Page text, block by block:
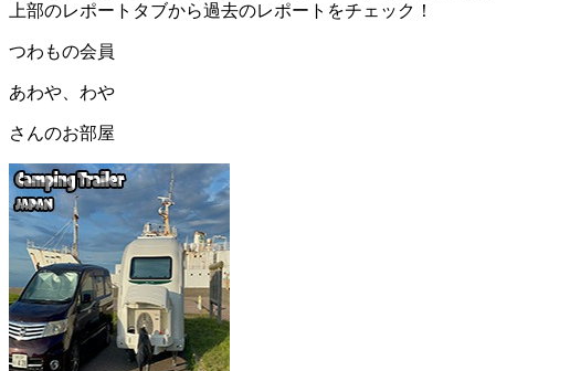
上部のレポートタブから過去のレポートをチェック！
つわもの会員
あわや、わや
さんのお部屋